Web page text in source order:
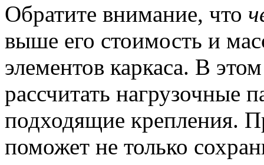
Обратите внимание, что
выше его стоимость и
элементов каркаса. В
рассчитать нагрузочные
подходящие крепления.
поможет не только